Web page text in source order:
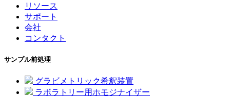
リソース
サポート
会社
コンタクト
サンプル前処理
グラビメトリック希釈装置
ラボラトリー用ホモジナイザー